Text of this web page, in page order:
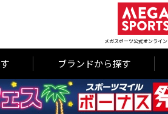
メガスポーツ公式オンライ
ブランドから探す